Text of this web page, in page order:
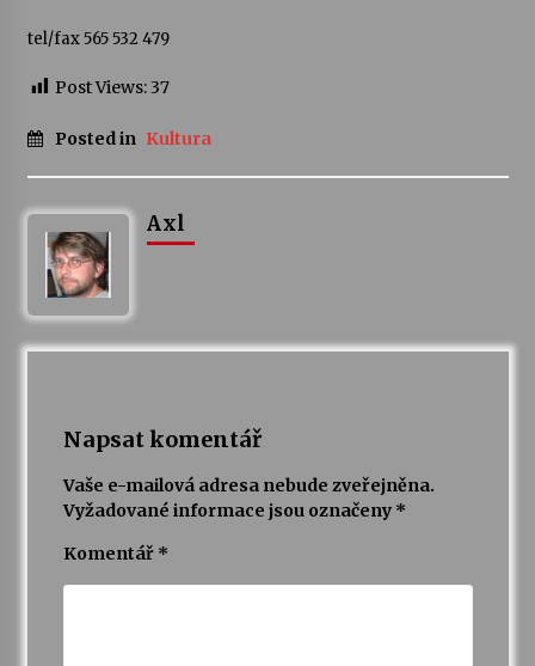
14. 7. 2026
Za kulturou kousek za Humpolec. V Želivě ožije
odkaz Josefa Čapka
Želiv
Petr Adamec – Malovaný svět
tel/fax 565 532 479
Post Views:37
Posted in Kultura
Axl
Napsat komentář
Vaše e-mailová adresa nebude zveřejněna.
Vyžadované informace jsou označeny *
Komentář *